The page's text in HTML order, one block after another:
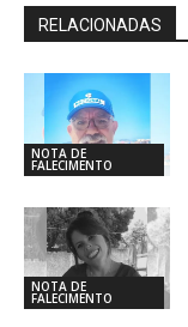
RELACIONADAS
NOTA DE
FALECIMENTO
NOTA DE
FALECIMENTO